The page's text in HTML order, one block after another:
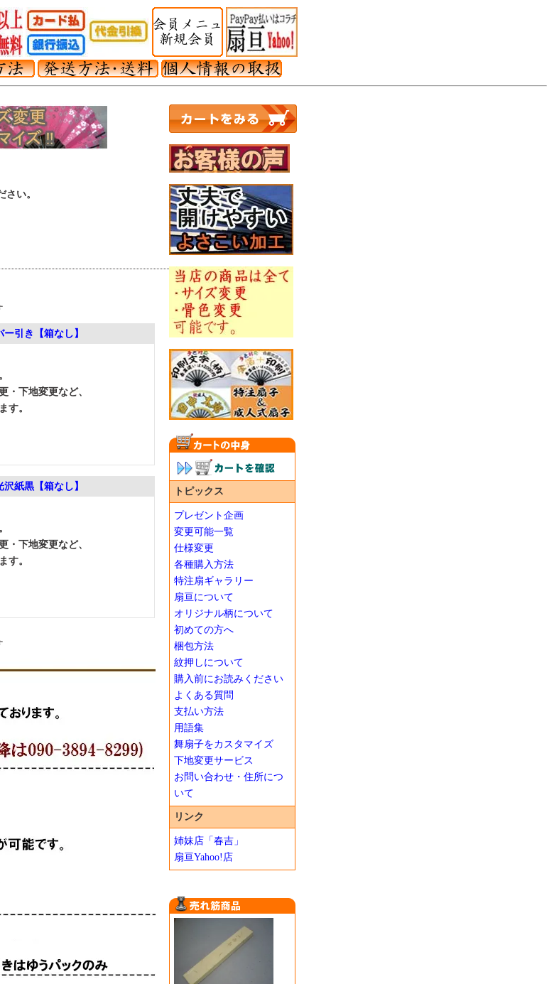
い。
引き【箱なし】
・下地変更など、
す。
紙黒【箱なし】
・下地変更など、
す。
トピックス
プレゼント企画
変更可能一覧
仕様変更
各種購入方法
特注扇ギャラリー
扇亘について
オリジナル柄について
初めての方へ
梱包方法
紋押しについて
購入前にお読みください
よくある質問
支払い方法
用語集
舞扇子をカスタマイズ
下地変更サービス
お問い合わせ・住所につ
いて
リンク
姉妹店「春吉」
扇亘Yahoo!店